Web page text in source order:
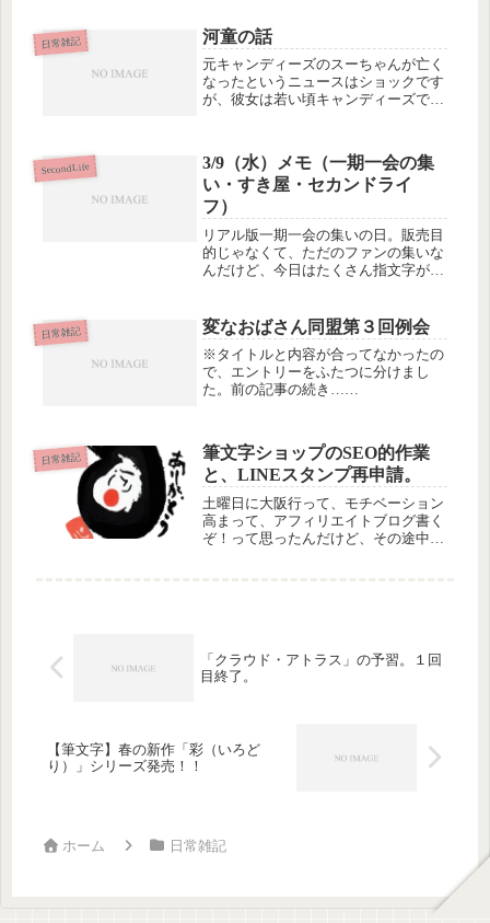
（マル秘）を読み返していました。
2007年の7月から始まっていまし
た。...
日常雑記 河童の話
元キャンディーズのスーちゃんが亡く
なったというニュースはショックです
が、彼女は若い頃キャンディーズで大
別として、外から見る限りうらやまし
い人生で、それほど悔いはないんじゃ
な...
SecondLife
3/9（水）メモ（一期一会の集
い・すき屋・セカンドライ
フ）
リアル版一期一会の集いの日。販売目
的じゃなくて、ただのファンの集いな
んだけど、今日はたくさん指文字が売
かみさんから、つとむに、女性社長の
会でワークショップをやって欲しいっ
てオ...
日常雑記 変なおばさん同盟第３回例会
※タイトルと内容が合ってなかったの
で、エントリーをふたつに分けまし
た。前の記事の続き…
ってみました。ここから「変なおばさ
ん同盟」の第三回例会です（笑）オー
プンし...
日常雑記
筆文字ショップのSEO的作業
と、LINEスタンプ再申請。
土曜日に大阪行って、モチベーション
高まって、アフィリエイトブログ書く
ぞ！って思ったんだけど、その途中で
「クラウド・アトラス」の予習。１回
目終了。
【筆文字】春の新作「彩（いろど
り）」シリーズ発売！！
ホーム 日常雑記